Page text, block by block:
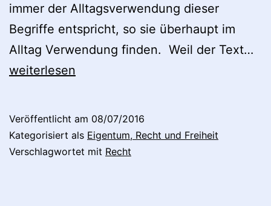
immer der Alltagsverwendung dieser
Begriffe entspricht, so sie überhaupt im
Alltag Verwendung finden. Weil der Text…
weiterlesen
Veröffentlicht am 08/07/2016
Kategorisiert als Eigentum, Recht und Freiheit
Verschlagwortet mit Recht